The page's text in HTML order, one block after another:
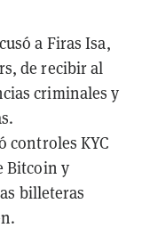
a Firas Isa,
de recibir al
criminales y
controles KYC
Bitcoin y
billeteras